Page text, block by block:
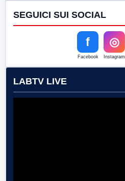
SEGUICI SUI SOCIAL
f
Facebook
◎
Instagram
LABTV LIVE